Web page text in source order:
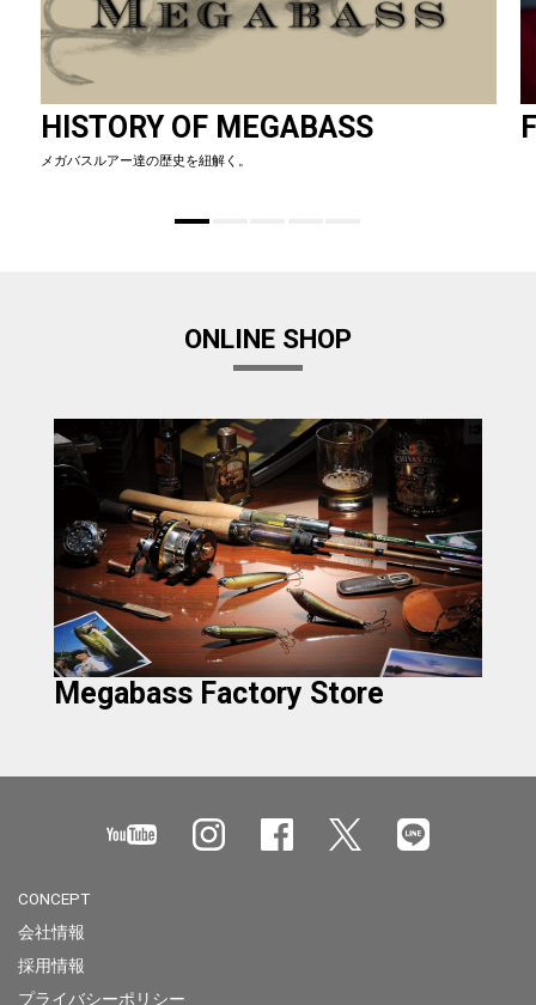
HISTORY OF MEGABASS
メガバスルアー達の歴史を紐解く。
ONLINE SHOP
Megabass Factory Store
CONCEPT
会社情報
採用情報
プライバシーポリシー